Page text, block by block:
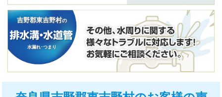
吉野郡東吉野村の
水漏れ･つまり